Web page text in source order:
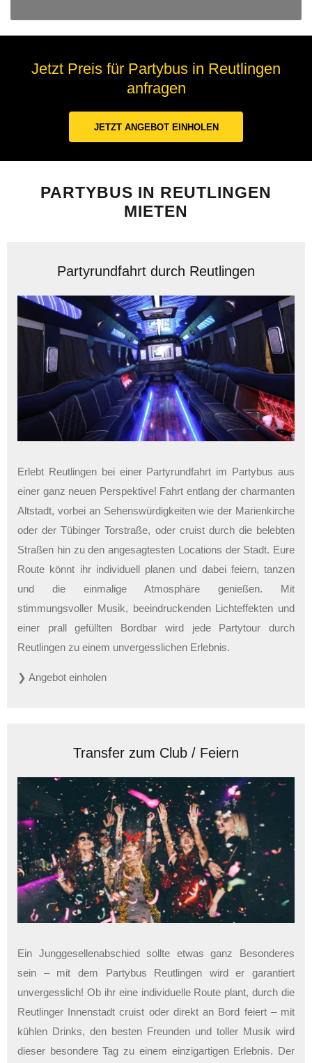
Jetzt Preis für Partybus in Reutlingen
anfragen
JETZT ANGEBOT EINHOLEN
PARTYBUS IN REUTLINGEN
MIETEN
Partyrundfahrt durch Reutlingen
Erlebt Reutlingen bei einer Partyrundfahrt im Partybus aus
einer ganz neuen Perspektive! Fahrt entlang der charmanten
Altstadt, vorbei an Sehenswürdigkeiten wie der Marienkirche
oder der Tübinger Torstraße, oder cruist durch die belebten
Straßen hin zu den angesagtesten Locations der Stadt. Eure
Route könnt ihr individuell planen und dabei feiern, tanzen
und die einmalige Atmosphäre genießen. Mit
stimmungsvoller Musik, beeindruckenden Lichteffekten und
einer prall gefüllten Bordbar wird jede Partytour durch
Reutlingen zu einem unvergesslichen Erlebnis.
❯ Angebot einholen
Transfer zum Club / Feiern
Ein Junggesellenabschied sollte etwas ganz Besonderes
sein – mit dem Partybus Reutlingen wird er garantiert
unvergesslich! Ob ihr eine individuelle Route plant, durch die
Reutlinger Innenstadt cruist oder direkt an Bord feiert – mit
kühlen Drinks, den besten Freunden und toller Musik wird
dieser besondere Tag zu einem einzigartigen Erlebnis. Der